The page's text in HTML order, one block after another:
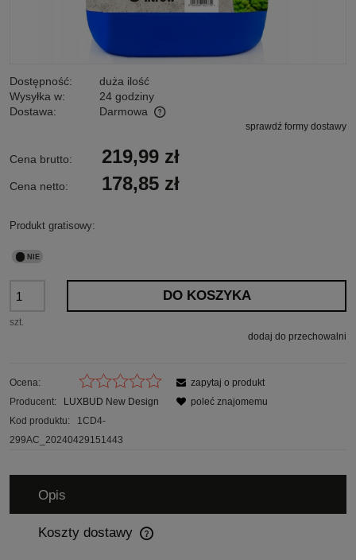
Dostępność:
duża ilość
Wysyłka w:
24 godziny
Dostawa:
Darmowa
Cena nie zawiera ewentualnych kosztów płatnościsprawdź formy dostawy
Cena brutto: 219,99 zł
Cena netto: 178,85 zł
Produkt gratisowy:
szt.
DO KOSZYKA
dodaj do przechowalni
Ocena:
Producent:
LUXBUD New Design
Kod produktu:
1CD4-
299AC_20240429151443
zapytaj o produkt
poleć znajomemu
Opis
Koszty dostawy
Cena nie zawiera ewentualnych kosztów płatności